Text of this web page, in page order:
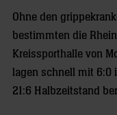
Ohne den
bestimmten die
Kreissporthalle von
lagen schnell mit 6:0
21:6 Halbzeitstand